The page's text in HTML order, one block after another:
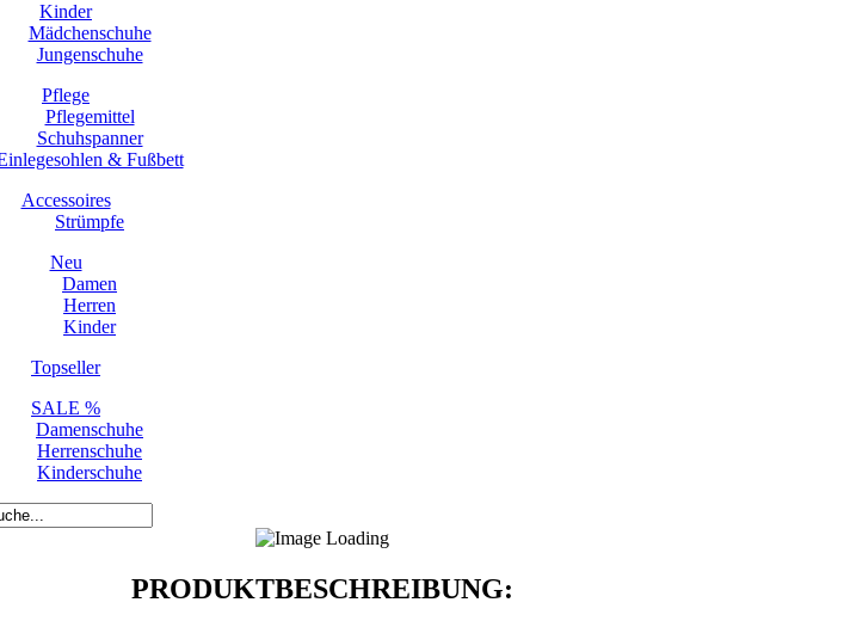
Kinder
Mädchenschuhe
Jungenschuhe
Pflege
Pflegemittel
Schuhspanner
& Fußbett
Accessoires
Strümpfe
Neu
Damen
Herren
Kinder
Topseller
SALE %
Damenschuhe
Herrenschuhe
Kinderschuhe
PRODUKTBESCHREIBUNG: